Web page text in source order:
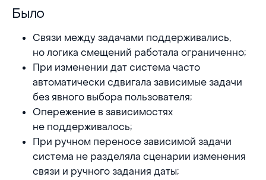
Было
Было
Связи между задачами поддерживались,
но логика смещений работала ограниченно;
При изменении дат система часто
автоматически сдвигала зависимые задачи
без явного выбора пользователя;
Опережение в зависимостях
не поддерживалось;
При ручном переносе зависимой задачи
система не разделяла сценарии изменения
связи и ручного задания даты;